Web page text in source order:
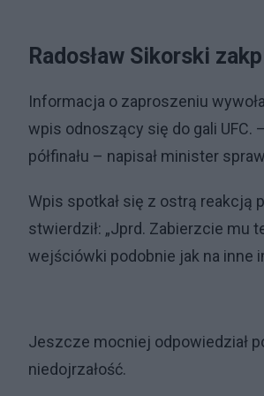
Radosław Sikorski
Informacja o zaproszeniu
wpis odnoszący się do gali UFC.
półfinału – napisał minister
Wpis spotkał się z ostrą reakcją
stwierdził: „Jprd. Zabierzcie mu
wejściówki podobnie jak na inne
Jeszcze mocniej odpowiedział
niedojrzałość.